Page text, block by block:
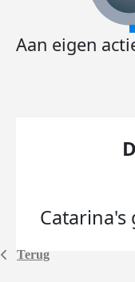
Terug
Aan eigen
Catarina's